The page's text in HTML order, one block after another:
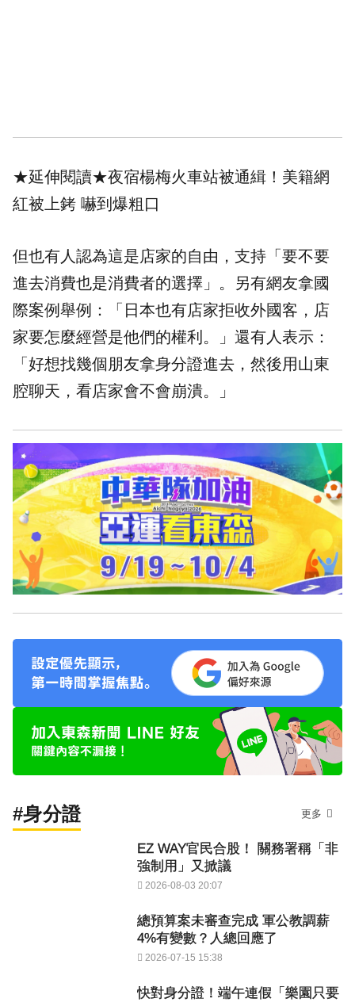
★延伸閱讀★夜宿楊梅火車站被通緝！美籍網
紅被上銬 嚇到爆粗口
但也有人認為這是店家的自由，支持「要不要
進去消費也是消費者的選擇」。另有網友拿國
際案例舉例：「日本也有店家拒收外國客，店
家要怎麼經營是他們的權利。」還有人表示：
「好想找幾個朋友拿身分證進去，然後用山東
腔聊天，看店家會不會崩潰。」
#身分證 更多
EZ WAY官民合股！ 關務署稱「非
強制用」又掀議
2026-08-03 20:07
總預算案未審查完成 軍公教調薪
4%有變數？人總回應了
2026-07-15 15:38
快對身分證！端午連假「樂園只要